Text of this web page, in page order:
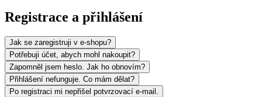
Registrace a přihlášení
Jak se zaregistruji v e-shopu?
Potřebuji účet, abych mohl nakoupit?
Zapomněl jsem heslo. Jak ho obnovím?
Přihlášení nefunguje. Co mám dělat?
Po registraci mi nepřišel potvrzovací e-mail.